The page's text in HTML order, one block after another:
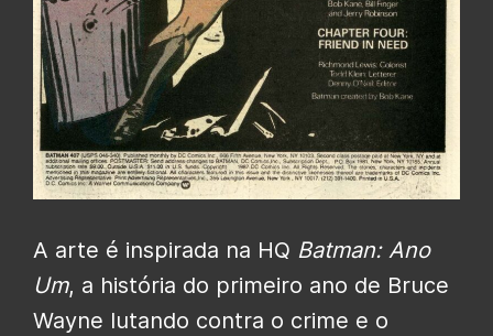
A arte é inspirada na HQ Batman: Ano
Um, a história do primeiro ano de Bruce
Wayne lutando contra o crime e o